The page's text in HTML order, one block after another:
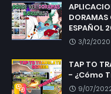
DORAMAS
ESPAÑOL
3/12/2020
TAP TO
- ¿Cómo
9/07/